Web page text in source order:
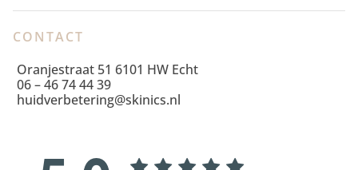
CONTACT
Oranjestraat 51 6101 HW Echt
06 – 46 74 44 39
huidverbetering@skinics.nl